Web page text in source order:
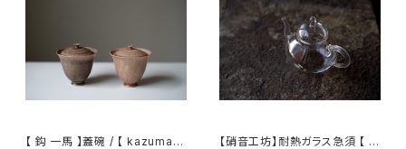
【 鈎 一馬 】蓋碗 / 【 kazuma
【硝音工坊】耐熱ガラス急須 【 S